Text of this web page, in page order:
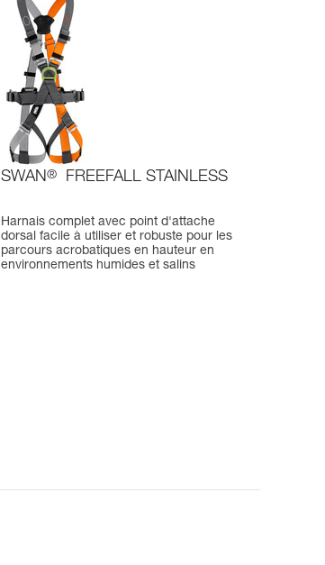
SWAN® FREEFALL STAINLESS
Harnais complet avec point d'attache
dorsal facile à utiliser et robuste pour les
parcours acrobatiques en hauteur en
environnements humides et salins